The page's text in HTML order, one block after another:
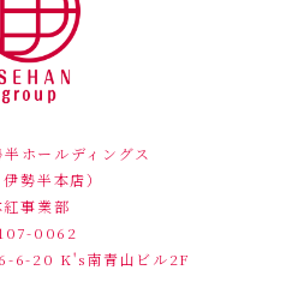
ホールディングス
伊勢半本店）
紅事業部
0062
6-20 K's南青山ビル2F